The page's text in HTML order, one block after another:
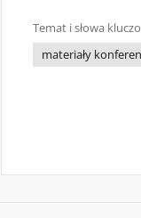
Temat i słowa
materiały